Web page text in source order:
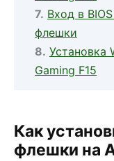
Вход в
флешки
Установка
Gaming F15
Как
флешки на